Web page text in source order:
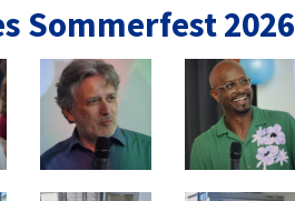
Sommerfest 2026